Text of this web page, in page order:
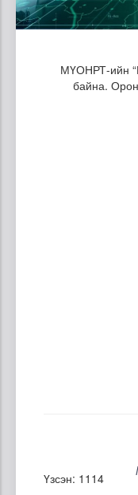
МҮОНРТ-ийн
байна.
Үзсэн: 1114